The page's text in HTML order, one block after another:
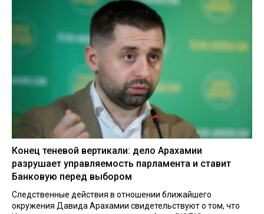
Конец теневой вертикали: дело Арахамии
разрушает управляемость парламента и ставит
Банковую перед выбором
Следственные действия в отношении ближайшего
окружения Давида Арахамии свидетельствуют о том, что